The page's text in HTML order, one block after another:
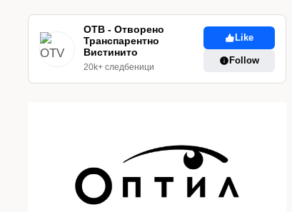
ОТВ - Отворено
Транспарентно
Вистинито
20k+ следбеници
Like
Follow